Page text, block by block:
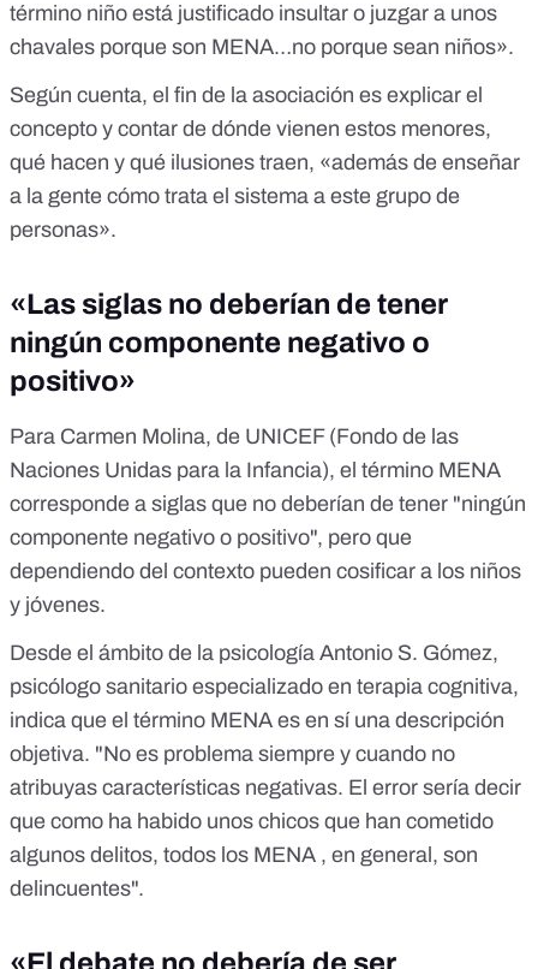
término niño está justificado insultar o juzgar a unos
chavales porque son MENA…no porque sean niños».
Según cuenta, el fin de la asociación es explicar el
concepto y contar de dónde vienen estos menores,
qué hacen y qué ilusiones traen, «además de enseñar
a la gente cómo trata el sistema a este grupo de
personas».
«Las siglas no deberían de tener
ningún componente negativo o
positivo»
Para Carmen Molina, de UNICEF (Fondo de las
Naciones Unidas para la Infancia), el término MENA
corresponde a siglas que no deberían de tener "ningún
componente negativo o positivo", pero que
dependiendo del contexto pueden cosificar a los niños
y jóvenes.
Desde el ámbito de la psicología Antonio S. Gómez,
psicólogo sanitario especializado en terapia cognitiva,
indica que el término MENA es en sí una descripción
objetiva. "No es problema siempre y cuando no
atribuyas características negativas. El error sería decir
que como ha habido unos chicos que han cometido
algunos delitos, todos los MENA , en general, son
delincuentes".